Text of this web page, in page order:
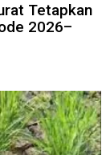
Tetapkan
2026–